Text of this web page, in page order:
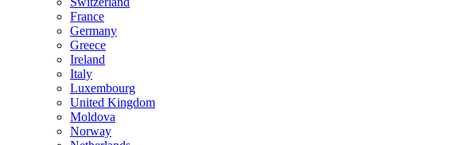
France
Germany
Greece
Ireland
Italy
Luxembourg
United Kingdom
Moldova
Norway